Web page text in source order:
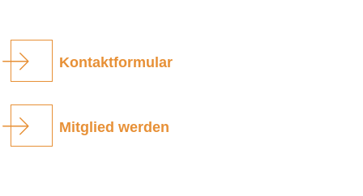
Kontaktformular
Mitglied werden